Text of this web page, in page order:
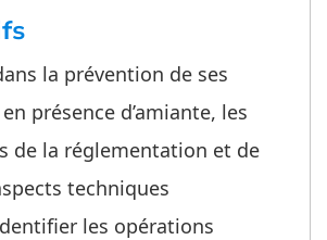
la prévention de ses
présence d’amiante, les
de la réglementation et de
techniques
les opérations